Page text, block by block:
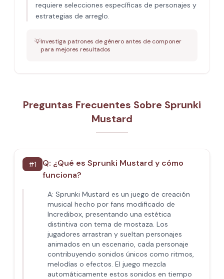
requiere selecciones específicas de personajes y
estrategias de arreglo.
💡Investiga patrones de género antes de componer
para mejores resultados
Preguntas Frecuentes Sobre Sprunki
Mustard
#1 Q: ¿Qué es Sprunki Mustard y cómo
funciona?
A: Sprunki Mustard es un juego de creación
musical hecho por fans modificado de
Incredibox, presentando una estética
distintiva con tema de mostaza. Los
jugadores arrastran y sueltan personajes
animados en un escenario, cada personaje
contribuyendo sonidos únicos como ritmos,
melodías o efectos. El juego mezcla
automáticamente estos sonidos en tiempo